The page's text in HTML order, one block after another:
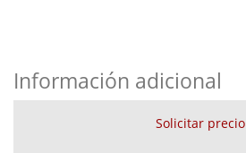
Información adicional
Solicitar precio